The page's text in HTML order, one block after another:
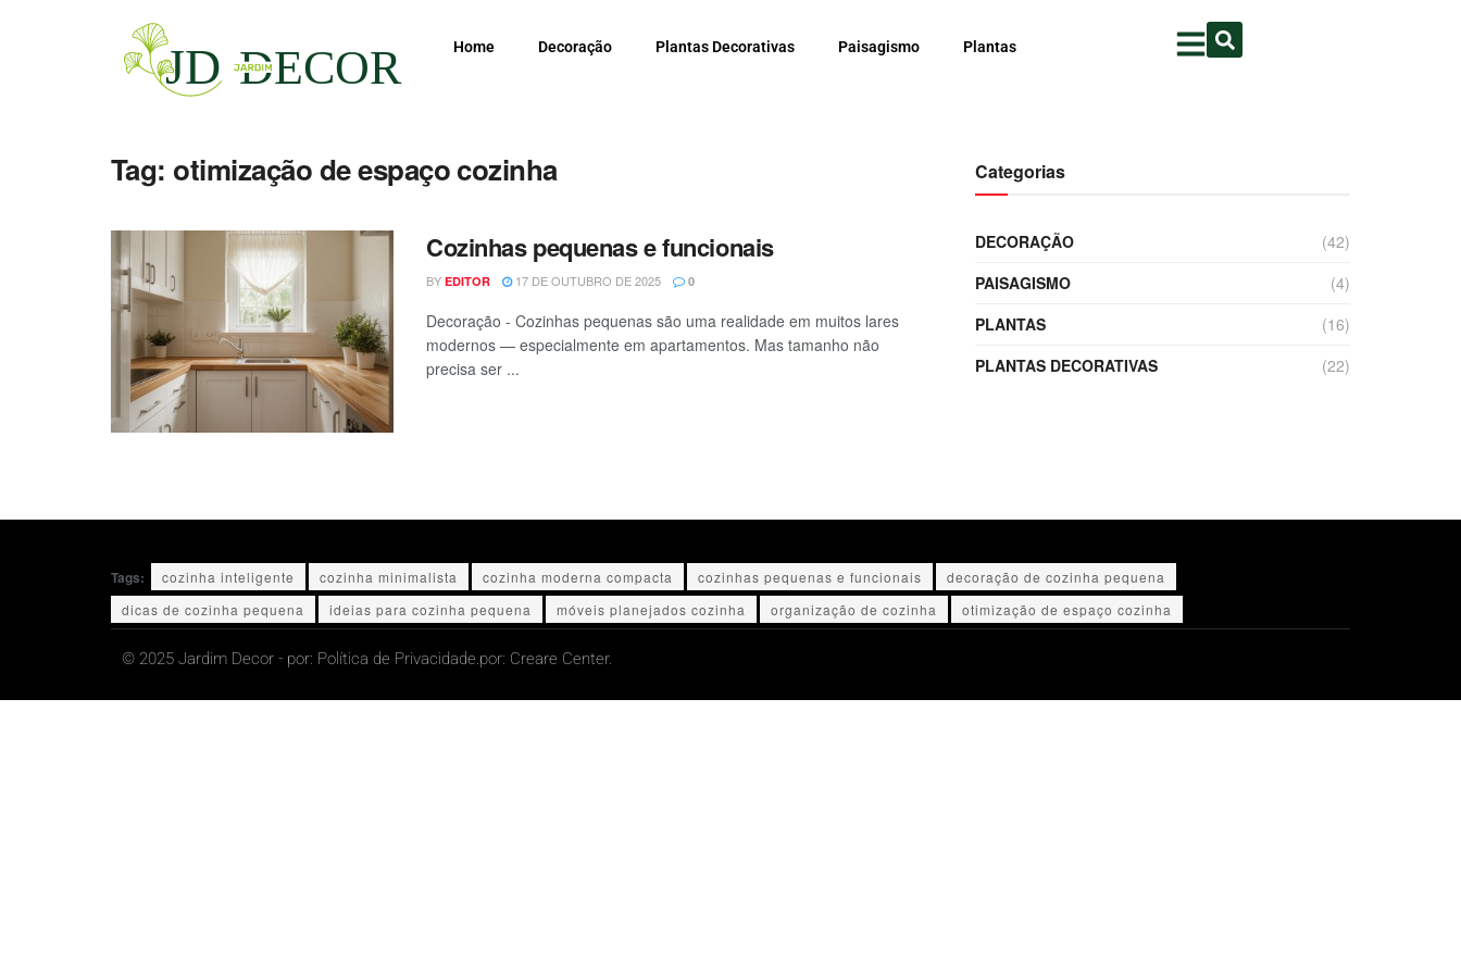
Home Decoração Plantas Decorativas Paisagismo Plantas
Tag: otimização de espaço cozinha
Cozinhas pequenas e funcionais
BY EDITOR 17 DE OUTUBRO DE 2025 0
Decoração - Cozinhas pequenas são uma realidade em muitos lares
modernos — especialmente em apartamentos. Mas tamanho não
precisa ser ...
Categorias
DECORAÇÃO
(42)
PAISAGISMO
(4)
PLANTAS
(16)
PLANTAS DECORATIVAS
(22)
Tags: cozinha inteligente cozinha minimalista cozinha moderna compacta cozinhas pequenas e funcionais
decoração de cozinha pequena
dicas de cozinha pequena
ideias para cozinha pequena móveis planejados cozinha organização de cozinha otimização de espaço cozinha
© 2025 Jardim Decor - por: Política de Privacidade.por: Creare Center.